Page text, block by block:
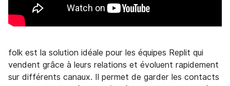
folk est la solution idéale pour les équipes Replit qui
vendent grâce à leurs relations et évoluent rapidement
sur différents canaux. Il permet de garder les contacts